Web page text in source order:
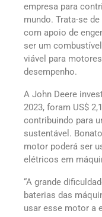
empresa para
mundo. Trata-se
com apoio de
ser um
viável para
desempenho.
A John Deere
2023, foram US$
contribuindo para
sustentável.
motor poderá ser
elétricos em
“A grande
baterias das
usar esse motor a